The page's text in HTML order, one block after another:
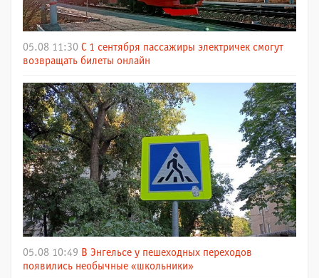
05.08 11:30 С 1 сентября пассажиры электричек смогут
возвращать билеты онлайн
05.08 10:49 В Энгельсе у пешеходных переходов
появились необычные «школьники»